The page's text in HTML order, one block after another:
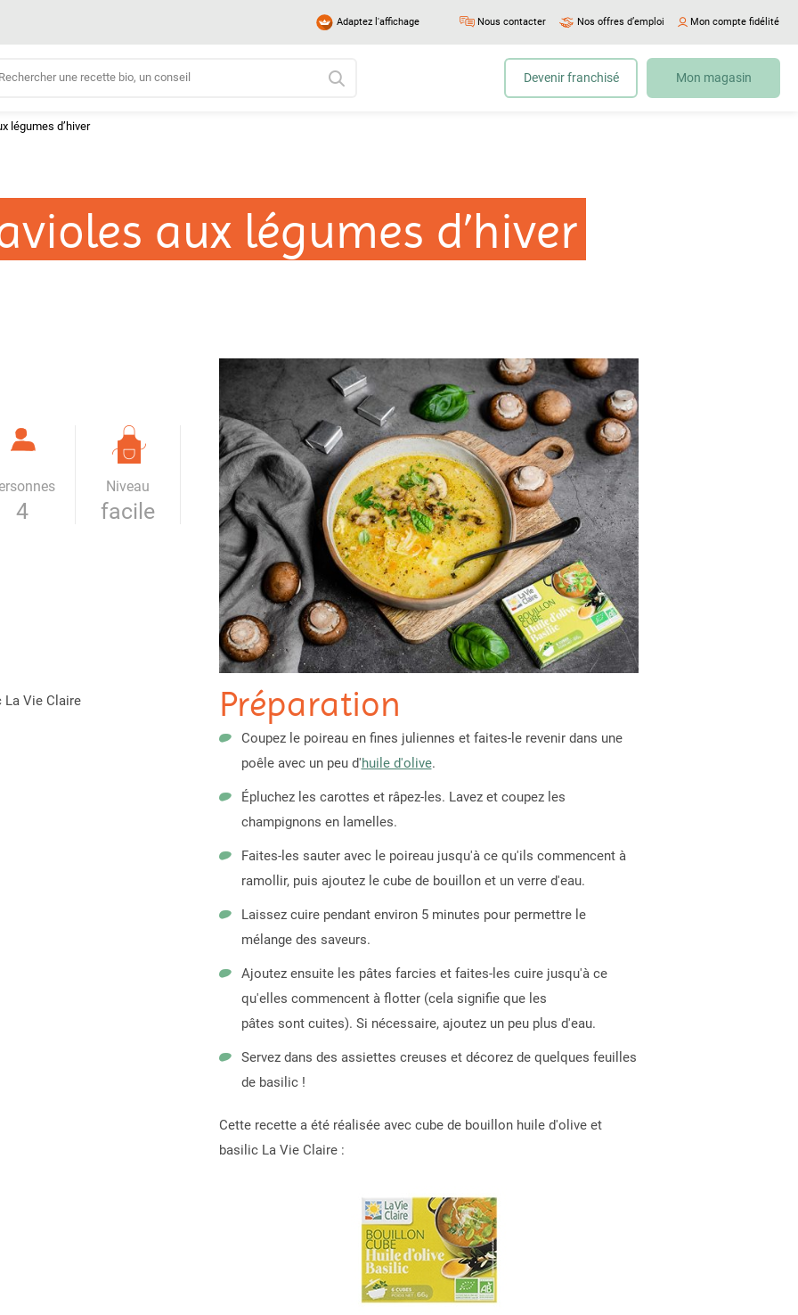
Adaptez l'affichage Nous contacter Nos offres d’emploi Mon compte fidélité
Devenir franchisé Mon magasin
légumes d’hiver
aux légumes d’hiver
4
Niveau
facile
Vie Claire
Préparation
Coupez le poireau en fines juliennes et faites-le revenir dans une
poêle avec un peu d'huile d'olive.
Épluchez les carottes et râpez-les. Lavez et coupez les
champignons en lamelles.
Faites-les sauter avec le poireau jusqu'à ce qu'ils commencent à
ramollir, puis ajoutez le cube de bouillon et un verre d'eau.
Laissez cuire pendant environ 5 minutes pour permettre le
mélange des saveurs.
Ajoutez ensuite les pâtes farcies et faites-les cuire jusqu'à ce
qu'elles commencent à flotter (cela signifie que les
pâtes sont cuites). Si nécessaire, ajoutez un peu plus d'eau.
Servez dans des assiettes creuses et décorez de quelques feuilles
de basilic !
Cette recette a été réalisée avec cube de bouillon huile d'olive et
basilic La Vie Claire :